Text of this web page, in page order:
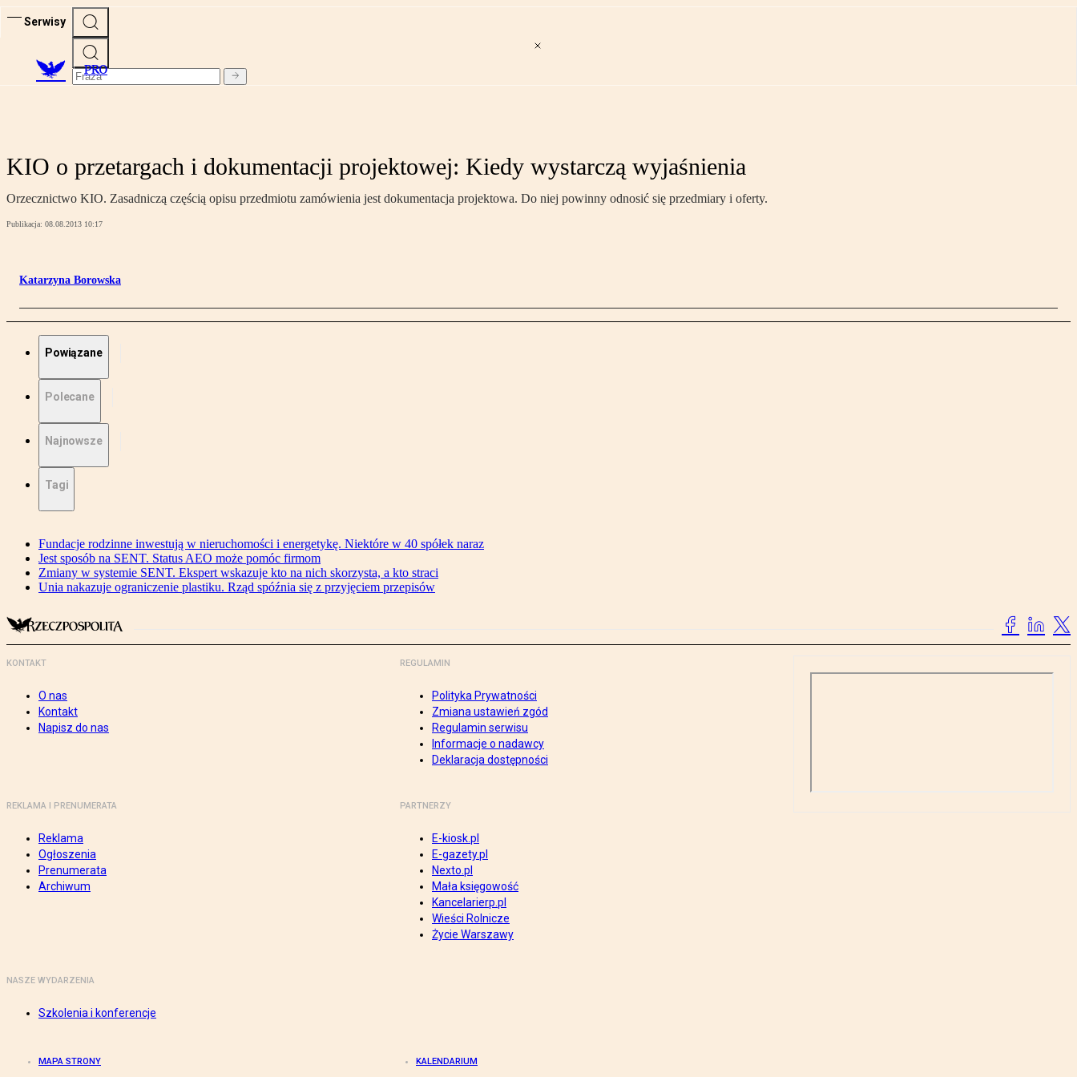
Serwisy
PRO
KIO o przetargach i dokumentacji projektowej: Kiedy wystarczą wyjaśnienia
Orzecznictwo KIO. Zasadniczą częścią opisu przedmiotu zamówienia jest dokumentacja projektowa. Do niej powinny odnosić się przedmiary i oferty.
Publikacja: 08.08.2013 10:17
Katarzyna Borowska
Powiązane
Polecane
Najnowsze
Tagi
Fundacje rodzinne inwestują w nieruchomości i energetykę. Niektóre w 40 spółek naraz
Jest sposób na SENT. Status AEO może pomóc firmom
Zmiany w systemie SENT. Ekspert wskazuje kto na nich skorzysta, a kto straci
Unia nakazuje ograniczenie plastiku. Rząd spóźnia się z przyjęciem przepisów
KONTAKT
O nas
Kontakt
Napisz do nas
REGULAMIN
Polityka Prywatności
Zmiana ustawień zgód
Regulamin serwisu
Informacje o nadawcy
Deklaracja dostępności
REKLAMA I PRENUMERATA
Reklama
Ogłoszenia
Prenumerata
Archiwum
PARTNERZY
E-kiosk.pl
E-gazety.pl
Nexto.pl
Mała księgowość
Kancelarierp.pl
Wieści Rolnicze
Życie Warszawy
NASZE WYDARZENIA
Szkolenia i konferencje
MAPA STRONY KALENDARIUM